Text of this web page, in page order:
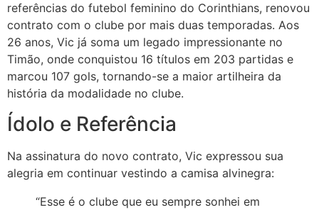
referências do futebol feminino do Corinthians, renovou
contrato com o clube por mais duas temporadas. Aos
26 anos, Vic já soma um legado impressionante no
Timão, onde conquistou 16 títulos em 203 partidas e
marcou 107 gols, tornando-se a maior artilheira da
história da modalidade no clube.
Ídolo e Referência
Na assinatura do novo contrato, Vic expressou sua
alegria em continuar vestindo a camisa alvinegra:
“Esse é o clube que eu sempre sonhei em